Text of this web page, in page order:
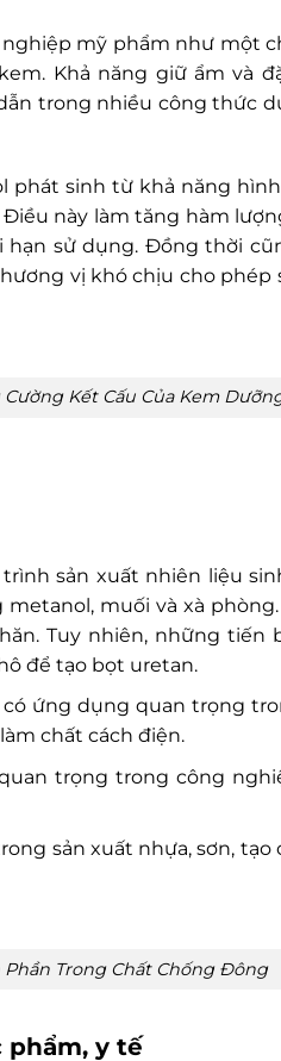
mỹ phẩm như một
Khả năng giữ ẩm và
trong nhiều công thức
phát sinh từ khả năng
này làm tăng hàm
sử dụng. Đồng thời
vị khó chịu cho
Cường Kết Cấu Của Kem
sản xuất nhiên liệu
muối và xà
Tuy nhiên, những tiến
để tạo bọt uretan.
ứng dụng quan trọng
chất cách điện.
trọng trong công
sản xuất nhựa, sơn,
Phần Trong Chất Chống Đông
phẩm, y tế